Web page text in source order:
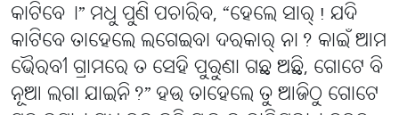
କାଟିବେ୤” ମଧୁ ପୁଣି ପଚାରିବ, “ହେଲେ ସାର୍! ଯଦି
କାଟିବେ ତାହେଲେ ଲଗେଇବା ଦରକାର୍ ନା? କାଇଁ ଆମ
ଭୈରବୀ ଗ୍ରାମରେ ତ ସେହି ପୁରୁଣା ଗଛ ଅଛି, ଗୋଟେ ବି
ନୂଆ ଲଗା ଯାଇନି?” ହଉ ତାହେଲେ ତୁ ଆଜିଠୁ ଗୋଟେ